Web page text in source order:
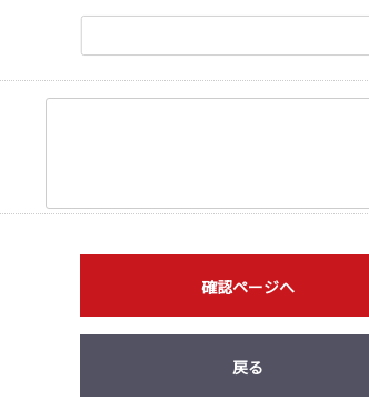
確認ページへ
戻る